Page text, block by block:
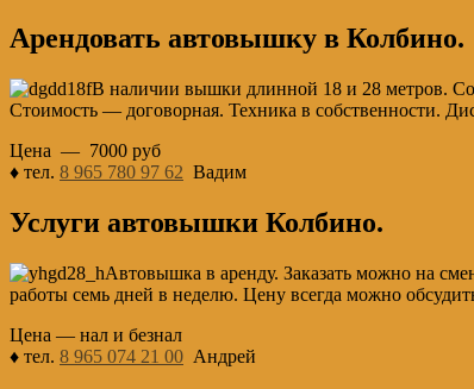
Арендовать автовышку в Колбино.
В наличии вышки длинной 18 и 28 метров.
Стоимость — договорная. Техника в собственности.
Цена — 7000 руб
♦ тел. 8 965 780 97 62 Вадим
Услуги автовышки Колбино.
Автовышка в аренду. Заказать можно на
работы семь дней в неделю. Цену всегда можно
Цена — нал и безнал
♦ тел. 8 965 074 21 00 Андрей